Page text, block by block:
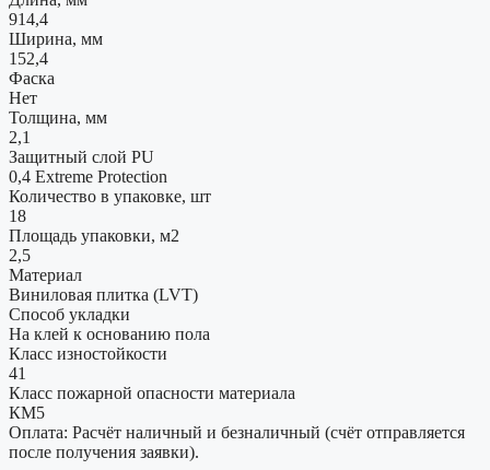
914,4
Ширина, мм
152,4
Фаска
Нет
Толщина, мм
2,1
Защитный слой PU
0,4 Extreme Protection
Количество в упаковке, шт
18
Площадь упаковки, м2
2,5
Материал
Виниловая плитка (LVT)
Способ укладки
На клей к основанию пола
Класс изностойкости
41
Класс пожарной опасности материала
КМ5
Оплата: Расчёт наличный и безналичный (счёт отправляется
после получения заявки).